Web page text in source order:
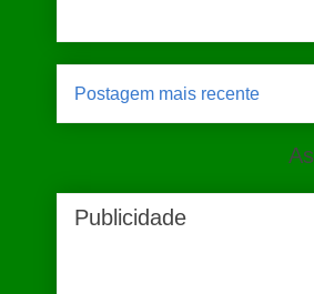
Postagem mais recente
Publicidade